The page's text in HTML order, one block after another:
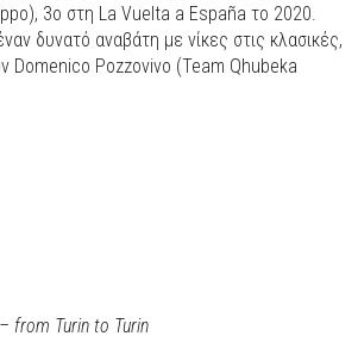
3ο στη La Vuelta a España το 2020.
δυνατό αναβάτη με νίκες στις κλασικές,
Domenico Pozzovivo (Team Qhubeka
from Turin to Turin